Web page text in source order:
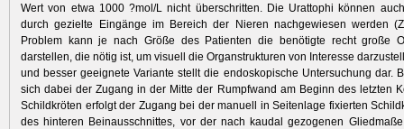
Wert von etwa 1000 ?mol/L nicht überschritten. Die Urattophi können
durch gezielte Eingänge im Bereich der Nieren nachgewiesen werden
Problem kann je nach Größe des Patienten die benötigte recht große
darstellen, die nötig ist, um visuell die Organstrukturen von Interesse
und besser geeignete Variante stellt die endoskopische Untersuchung dar.
sich dabei der Zugang in der Mitte der Rumpfwand am Beginn des letzten
Schildkröten erfolgt der Zugang bei der manuell in Seitenlage fixierten
des hinteren Beinausschnittes, vor der nach kaudal gezogenen